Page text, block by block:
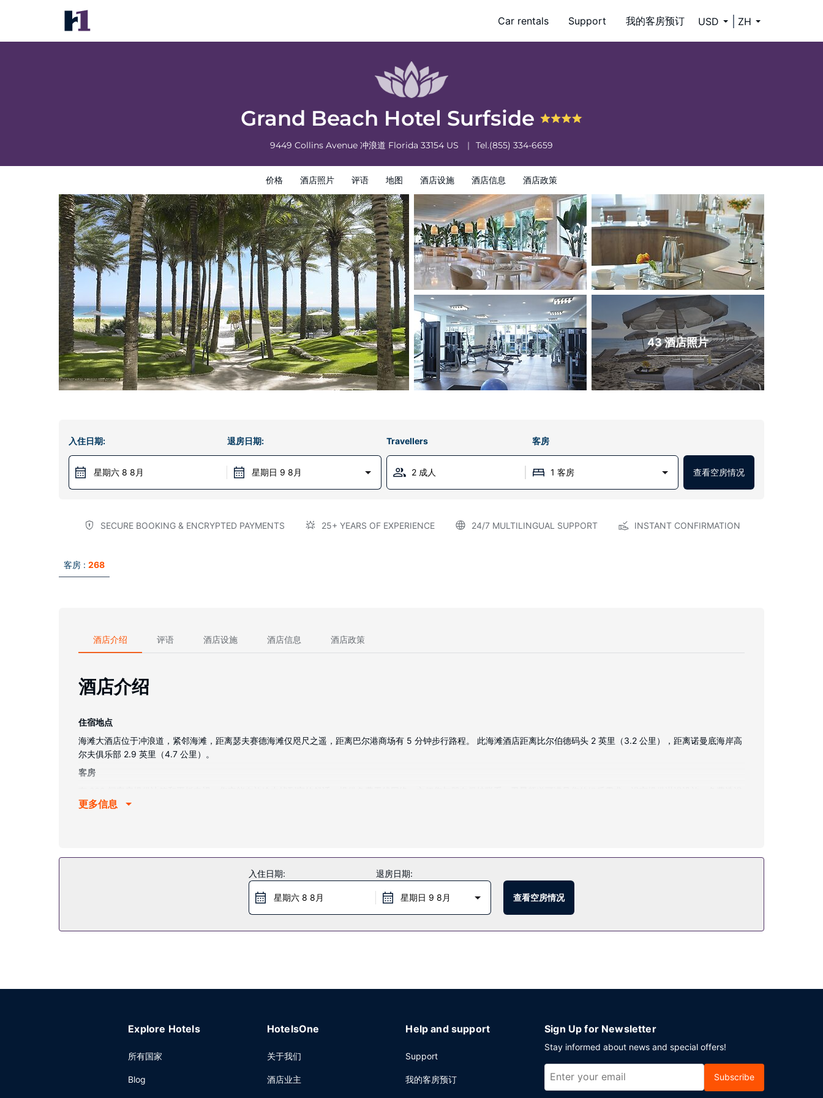
Car rentals Support 我的客房预订 USD ZH
Grand Beach Hotel Surfside
9449 Collins Avenue 冲浪道 Florida 33154 US Tel.(855) 334-6659
价格 酒店照片 评语 地图 酒店设施 酒店信息 酒店政策
Grand Beach Hotel Surfside
价格 酒店照片
43 酒店照片
入住日期:
星期六 8 8月
退房日期:
星期日 9 8月
Travellers 客房
2 成人 1 客房 查看空房情况
SECURE BOOKING & ENCRYPTED PAYMENTS 25+ YEARS OF EXPERIENCE 24/7 MULTILINGUAL SUPPORT INSTANT CONFIRMATION
客房 : 268
酒店介绍 评语 酒店设施 酒店信息 酒店政策
酒店介绍
住宿地点
海滩大酒店位于冲浪道，紧邻海滩，距离瑟夫赛德海滩仅咫尺之遥，距离巴尔港商场有 5 分钟步行路程。 此海滩酒店距离比尔伯德码头 2 英里（3.2 公里），距离诺曼底海岸高
尔夫俱乐部 2.9 英里（4.7 公里）。
客房
用品和吹风机。便利设施包括可存放笔记本电脑的保险箱和免费报纸，以及带有免费市内通话的电话。
您可以去La Plague海滨餐厅一边享用美味的国际美食，一边欣赏海洋景色；天气好时还可在室外用餐。您也可以选择待在房间里，享受部分时段客房送餐服务。欢迎光临酒吧/
酒廊或池畔酒吧，点一杯喜欢的饮品，放松一下。每天 07:00 至 11:00 提供收费的自助式早餐。
更多信息
入住日期:
星期六 8 8月
退房日期:
星期日 9 8月 查看空房情况
Explore Hotels
所有国家
Blog
HotelsOne
关于我们
酒店业主
Help and support
Support
我的客房预订
Sign Up for Newsletter
Stay informed about news and special offers!
Subscribe